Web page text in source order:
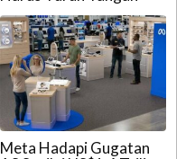
Meta Hadapi Gugatan